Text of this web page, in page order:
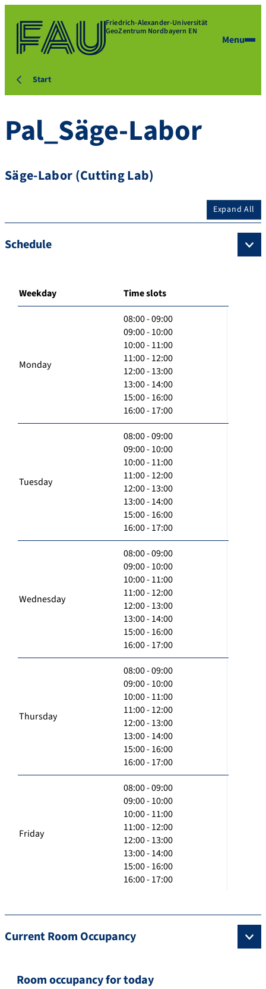
Friedrich-Alexander-Universität
GeoZentrum Nordbayern EN
Menu
Start
Pal_Säge-Labor
Säge-Labor (Cutting Lab)
Expand All
Schedule
Weekday Time slots
Monday
08:00 - 09:00
09:00 - 10:00
10:00 - 11:00
11:00 - 12:00
12:00 - 13:00
13:00 - 14:00
15:00 - 16:00
16:00 - 17:00
Tuesday
08:00 - 09:00
09:00 - 10:00
10:00 - 11:00
11:00 - 12:00
12:00 - 13:00
13:00 - 14:00
15:00 - 16:00
16:00 - 17:00
Wednesday
08:00 - 09:00
09:00 - 10:00
10:00 - 11:00
11:00 - 12:00
12:00 - 13:00
13:00 - 14:00
15:00 - 16:00
16:00 - 17:00
Thursday
08:00 - 09:00
09:00 - 10:00
10:00 - 11:00
11:00 - 12:00
12:00 - 13:00
13:00 - 14:00
15:00 - 16:00
16:00 - 17:00
Friday
08:00 - 09:00
09:00 - 10:00
10:00 - 11:00
11:00 - 12:00
12:00 - 13:00
13:00 - 14:00
15:00 - 16:00
16:00 - 17:00
Current Room Occupancy
Room occupancy for today